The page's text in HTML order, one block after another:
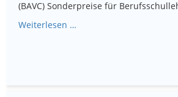
(BAVC) Sonderpreise für
Weiterlesen …